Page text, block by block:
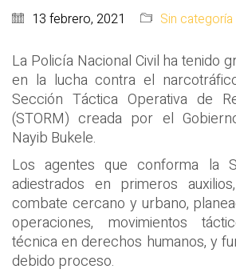
13 febrero, 2021 Sin categoría
La Policía Nacional Civil ha tenido
en la lucha contra el
Sección Táctica Operativa de
(STORM) creada por el
Nayib Bukele.
Los agentes que conforma la
adiestrados en primeros
combate cercano y urbano,
operaciones, movimientos
técnica en derechos humanos, y
debido proceso.